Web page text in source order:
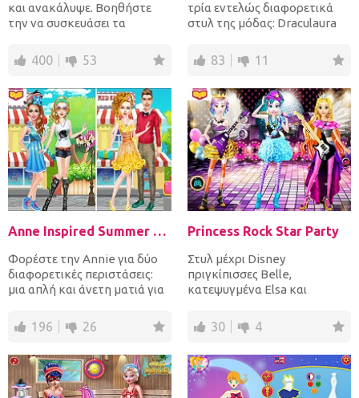
και ανακάλυψε. Βοηθήστε
την να συσκευάσει τα
συνέχει...
400 53
τρία εντελώς διαφορετικά
στυλ της μόδας: Draculaura
83 11
Anne Inspired Summer Fashion
Φορέστε την Annie για δύο
διαφορετικές περιστάσεις:
μια απλή και άνετη ματιά για
196 26
Princess Rock Star Party
Στυλ μέχρι Disney
πριγκίπισσες Belle,
κατεψυγμένα Elsa και
αστέρων με θέμ...
30 4